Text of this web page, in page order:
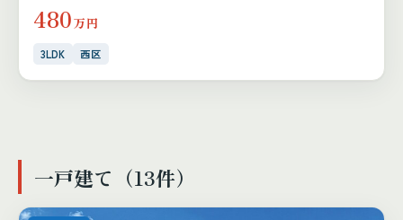
480万円
3LDK 西区
一戸建て（13件）